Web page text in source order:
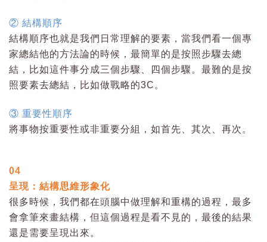
② 結構順序
結構順序也就是我們日常理解的要素，當我們看一個專
家總結他的方法論的時候，最簡單的是按照步驟去總
結，比如這件事分成三個步驟、四個步驟。最難的是按
照要素去總結，比如做戰略的3C。
③ 重要性順序
將事物按重要性或非重要分組，如首先、其次、再次。
04
呈現：結構思維形象化
很多時候，我們都在頭腦中做理解和重構的過程，最多
會拿筆來畫結構，但這個過程是看不見的，最後的結果
還是需要呈現出來。